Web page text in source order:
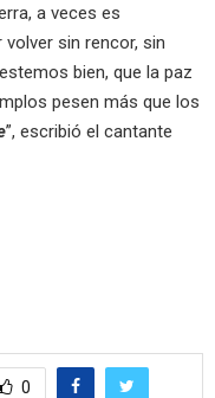
a veces es
sin rencor, sin
bien, que la paz
pesen más que los
”, escribió el cantante
0